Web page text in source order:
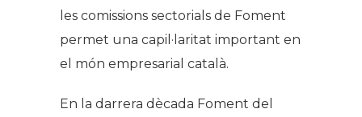
les comissions sectorials de Foment
permet una capil·laritat important en
el món empresarial català.
En la darrera dècada Foment del